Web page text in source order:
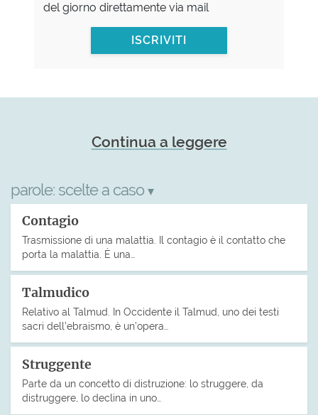
del giorno direttamente via mail
ISCRIVITI
Continua a leggere
parole: scelte a caso ▾
Contagio
Trasmissione di una malattia. Il contagio è il contatto che
porta la malattia. È una…
Talmudico
Relativo al Talmud. In Occidente il Talmud, uno dei testi
sacri dell’ebraismo, è un’opera…
Struggente
Parte da un concetto di distruzione: lo struggere, da
distruggere, lo declina in uno…